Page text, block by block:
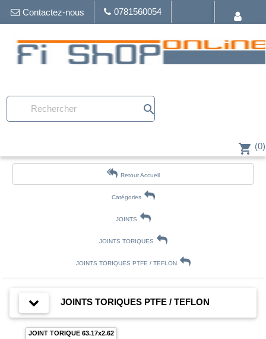
Contactez-nous 0781560054
search
shopping_cart (0)
Retour Accueil
Catégories
JOINTS
JOINTS TORIQUES
JOINTS TORIQUES PTFE / TEFLON
JOINTS TORIQUES PTFE / TEFLON